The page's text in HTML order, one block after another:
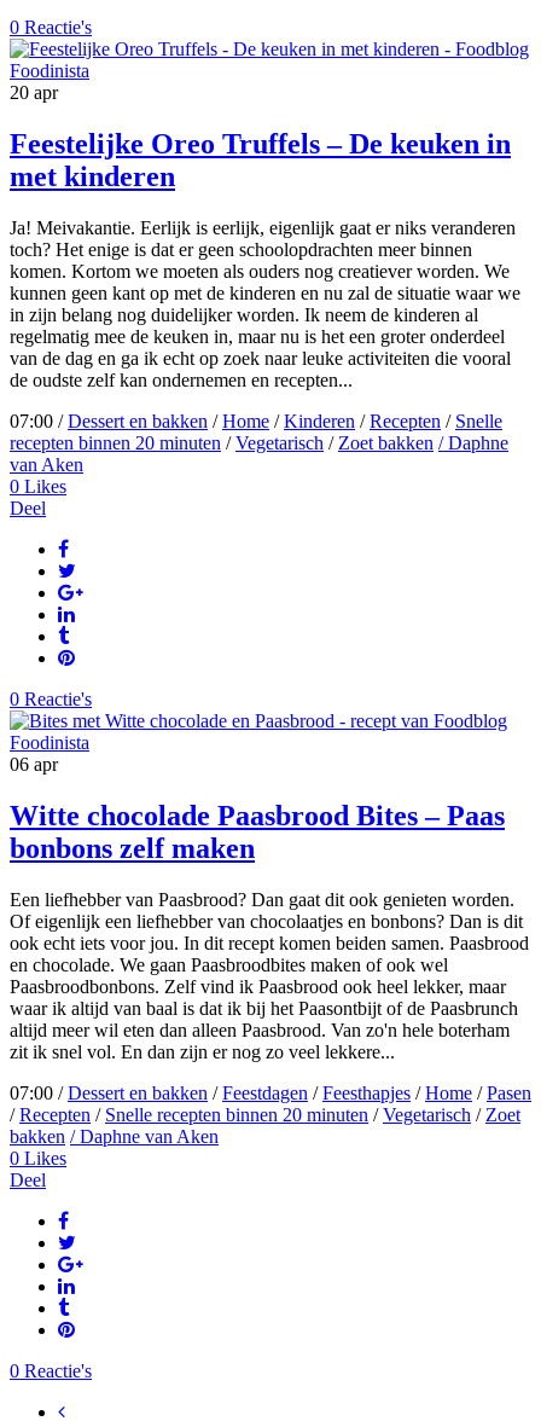
0 Reactie's
20 apr
Feestelijke Oreo Truffels – De keuken in
met kinderen
Ja! Meivakantie. Eerlijk is eerlijk, eigenlijk gaat er niks veranderen
toch? Het enige is dat er geen schoolopdrachten meer binnen
komen. Kortom we moeten als ouders nog creatiever worden. We
kunnen geen kant op met de kinderen en nu zal de situatie waar we
in zijn belang nog duidelijker worden. Ik neem de kinderen al
regelmatig mee de keuken in, maar nu is het een groter onderdeel
van de dag en ga ik echt op zoek naar leuke activiteiten die vooral
de oudste zelf kan ondernemen en recepten...
07:00 /Dessert en bakken /Home /Kinderen /Recepten / Snelle
recepten binnen 20 minuten /Vegetarisch / Zoet bakken / Daphne
van Aken
0 Likes
Deel
0 Reactie's
06 apr
Witte chocolade Paasbrood Bites – Paas
bonbons zelf maken
Een liefhebber van Paasbrood? Dan gaat dit ook genieten worden.
Of eigenlijk een liefhebber van chocolaatjes en bonbons? Dan is dit
ook echt iets voor jou. In dit recept komen beiden samen. Paasbrood
en chocolade. We gaan Paasbroodbites maken of ook wel
Paasbroodbonbons. Zelf vind ik Paasbrood ook heel lekker, maar
waar ik altijd van baal is dat ik bij het Paasontbijt of de Paasbrunch
altijd meer wil eten dan alleen Paasbrood. Van zo'n hele boterham
zit ik snel vol. En dan zijn er nog zo veel lekkere...
07:00 /Dessert en bakken /Feestdagen /Feesthapjes /Home /Pasen
/Recepten / Snelle recepten binnen 20 minuten /Vegetarisch / Zoet
bakken / Daphne van Aken
0 Likes
Deel
0 Reactie's